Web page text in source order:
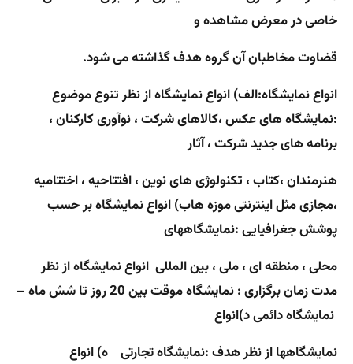
خاصی در معرض مشاهده و
قضاوت مخاطبان آن گروه هدف گذاشته می شود.
انواع نمایشگاه:الف) انواع نمایشگاه از نظر تنوع موضوع
:نمایشگاه های ‌عکس ،‌کالاهای شرکت ، نوآوری کارکنان ،
برنامه های جدید شرکت ، آثار
هنرمندان ،کتاب ، تکنولوژی های نوین ، افتتاحیه ، اختتامیه
،‌مجازی مثل اینترنتی موزه هاب) انواع نمایشگاه بر حسب
پوشش جغرافیایی :نمایشگاههای
محلی ، منطقه ای ، ملی ، بین المللی انواع نمایشگاه از نظر
مدت زمان برگزاری : نمایشگاه موقت بین 20 روز تا شش ماه
–
نمایشگاه دائمید)انواع
نمایشگاهها از نظر هدف :نمایشگاه تجارتی ه)انواع